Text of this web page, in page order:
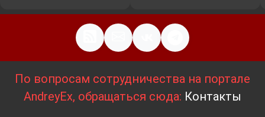
По вопросам сотрудничества на портале
AndreyEx, обращаться сюда: Контакты